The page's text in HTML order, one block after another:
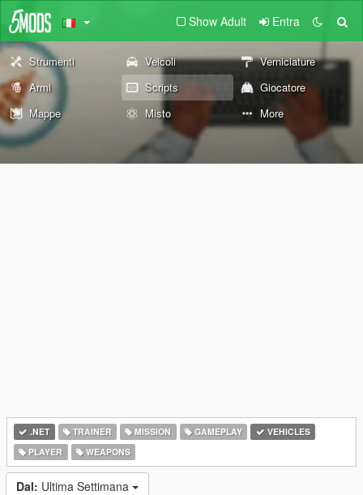
Show Adult Entra
Strumenti Veicoli
Verniciature
Armi
Scripts
Giocatore
Mappe
Misto More
.NET TRAINER MISSION GAMEPLAY
VEHICLES
PLAYER
WEAPONS
Dal: Ultima Settimana